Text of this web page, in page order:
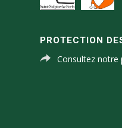
PROTECTION
Consultez notre